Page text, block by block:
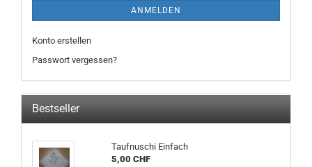
ANMELDEN
Konto erstellen
Passwort vergessen?
Bestseller
Taufnuschi Einfach
5,00 CHF